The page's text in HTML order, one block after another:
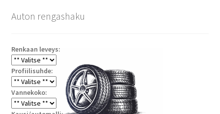
Auton rengashaku
Renkaan leveys:
Profiilisuhde:
Vannekoko: